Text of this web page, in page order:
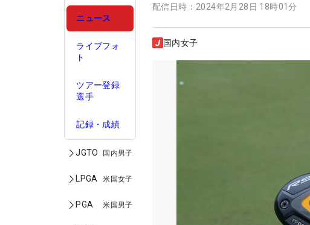
ニュース
ライブフォ
ト
ツアー登録
選手
記録・成績
JGTO 国内男子
LPGA 米国女子
PGA 米国男子
配信日時： 2024年2月28日 18時01分
国内女子